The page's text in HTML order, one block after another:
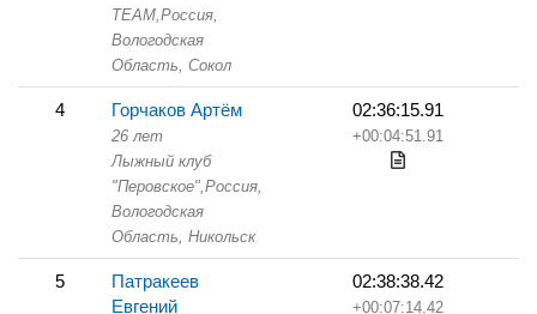
TEAM,Россия,
Вологодская
Область, Сокол
4 Горчаков Артём
26 лет
Лыжный клуб
"Перовское",Россия,
Вологодская
Область, Никольск
02:36:15.91
+00:04:51.91
5
Патракеев
Евгений
02:38:38.42
+00:07:14.42